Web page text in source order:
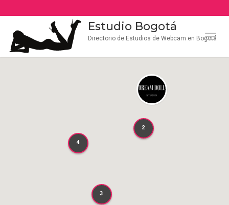
Estudio Bogotá
Directorio de Estudios de Webcam en Bogotá
4
3
2
4
3
2